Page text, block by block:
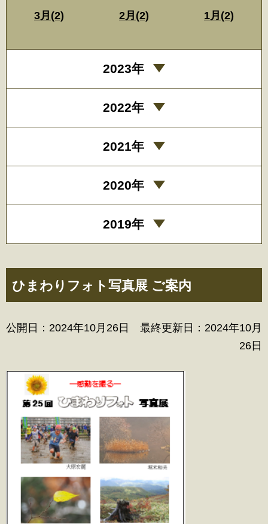
ひまわりフォト写真展 ご案内
公開日：2024年10月26日 最終更新日：2024年10月
26日
3月(2) 2月(2) 1月(2)
2023年
2022年
2021年
2020年
2019年